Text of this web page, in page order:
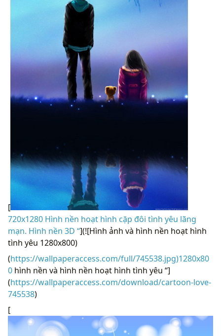
[
720x1280 Hình nền hoạt hình cặp đôi tình yêu lãng
mạn. Hình nền 3D “](![Hình ảnh và hình nền hoạt hình
tình yêu 1280x800)
(https://wallpaperaccess.com/full/745538.jpg)1280x80
0 hình nền và hình nền hoạt hình tình yêu “]
(https://wallpaperaccess.com/download/cartoon-love-
745538)
[